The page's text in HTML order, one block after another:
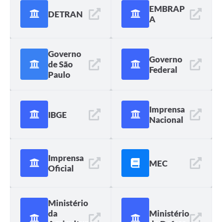
DETRAN
EMBRAP
A
Governo
de São
Paulo
Governo
Federal
IBGE
Imprensa
Nacional
Imprensa
Oficial
MEC
Ministério
da
Ministério